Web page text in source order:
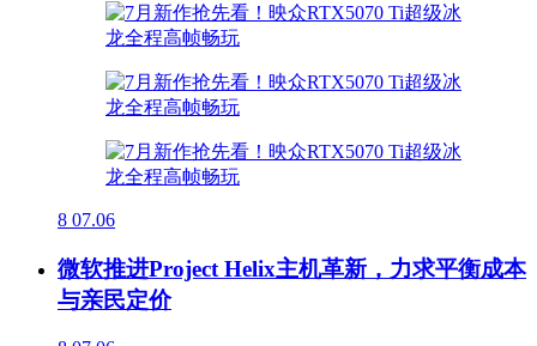
8 07.06
微软推进Project Helix主机革新，力求平衡成本
与亲民定价